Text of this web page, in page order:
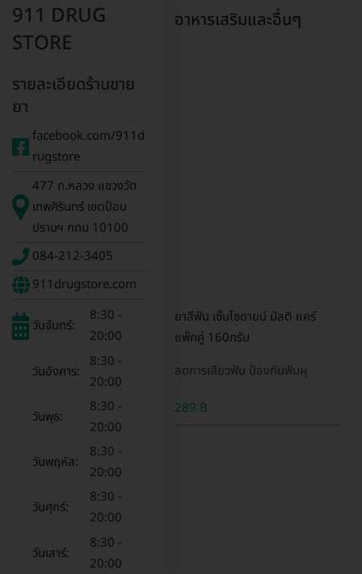
911 DRUG
STORE
รายละเอียดร้านขาย
ยา
facebook.com/911d
rugstore
477 ถ.หลวง แขวงวัด
เทพศิรินทร์ เขตป้อม
ปราบฯ กทม 10100
084-212-3405
911drugstore.com
วันจันทร์:
8:30 -
20:00
วันอังคาร:
8:30 -
20:00
วันพุธ:
8:30 -
20:00
วันพฤหัส:
8:30 -
20:00
วันศุกร์:
8:30 -
20:00
วันเสาร์:
8:30 -
20:00
อาหารเสริมและอื่นๆ
ยาสีฟัน เซ็นโซดายน์ มัลติ แคร์
แพ็คคู่ 160กรัม
ลดการเสียวฟัน ป้องกันฟันผุ
289 B